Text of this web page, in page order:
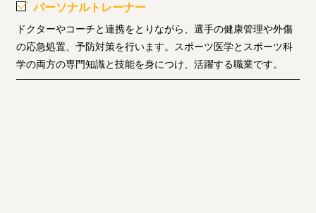
パーソナルトレーナー
ドクターやコーチと連携をとりながら、選手の健康管理や外傷
の応急処置、予防対策を行います。スポーツ医学とスポーツ科
学の両方の専門知識と技能を身につけ、活躍する職業です。